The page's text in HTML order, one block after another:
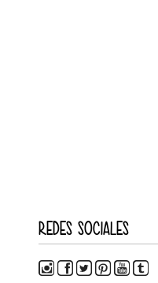
REDES SOCIALES